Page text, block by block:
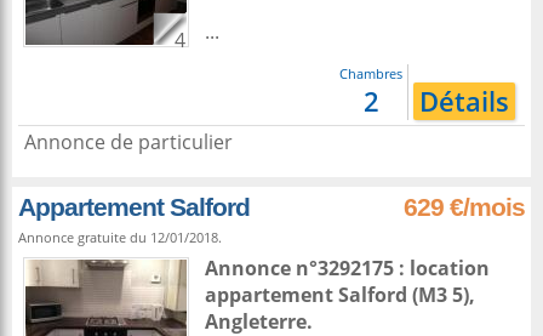
4
...
Chambres
2 Détails
Annonce de particulier
Appartement Salford 629 €/mois
Annonce gratuite du 12/01/2018.
Annonce n°3292175 : location
appartementSalford (M3 5),
Angleterre.